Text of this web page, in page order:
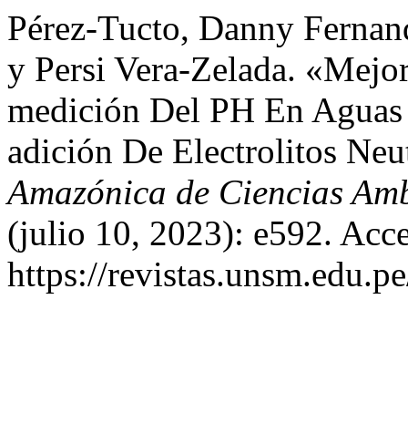
Pérez-Tucto, Danny
y Persi Vera-Zelada.
medición Del PH En
adición De Electrolitos
Amazónica de Ciencias
(julio 10, 2023): e592.
https://